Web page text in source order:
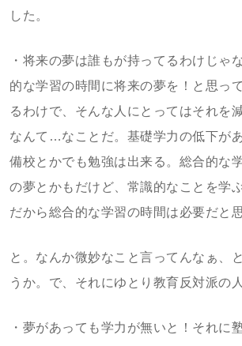
した。
・将来の夢は誰もが持ってるわけじゃ
的な学習の時間に将来の夢を！と思っ
るわけで、そんな人にとってはそれを
なんて…なことだ。基礎学力の低下が
備校とかでも勉強は出来る。総合的な
の夢とかもだけど、常識的なことを学
だから総合的な学習の時間は必要だと思
と。なんか微妙なこと言ってんなぁ、
うか。で、それにゆとり教育反対派の
・夢があっても学力が無いと！それに